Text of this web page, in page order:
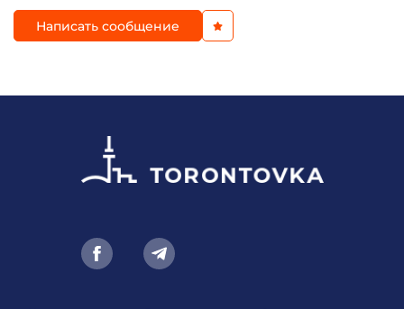
Написать сообщение